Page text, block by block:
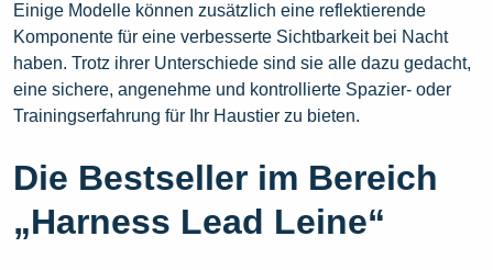
Einige Modelle können zusätzlich eine reflektierende
Komponente für eine verbesserte Sichtbarkeit bei Nacht
haben. Trotz ihrer Unterschiede sind sie alle dazu gedacht,
eine sichere, angenehme und kontrollierte Spazier- oder
Trainingserfahrung für Ihr Haustier zu bieten.
Die Bestseller im Bereich
„Harness Lead Leine“